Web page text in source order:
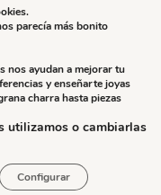
parecía más bonito
nos ayudan a mejorar tu
y enseñarte joyas
charra hasta piezas
utilizamos o cambiarlas
Configurar